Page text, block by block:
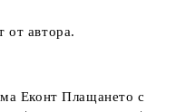
автора.
Еконт Плащането с